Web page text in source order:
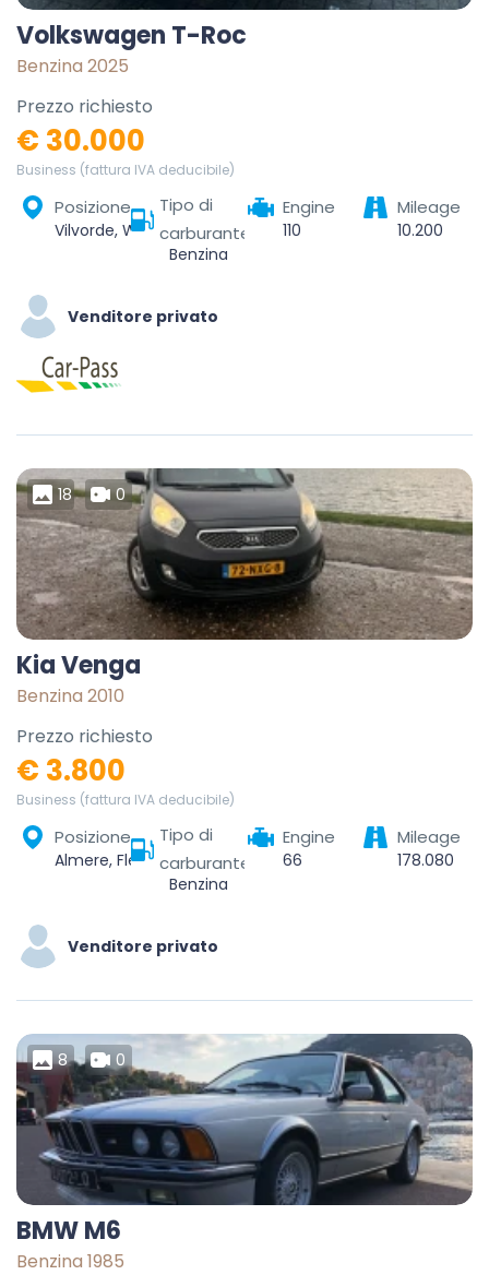
Volkswagen T-Roc
Benzina 2025
Prezzo richiesto
€ 30.000
Business (fattura IVA deducibile)
Posizione
Vilvorde, Wezembeek-Oppem, Hal-Vilvorde, Brabant flamand, Flandre, Belgique
Tipo di
carburante
Benzina
Engine
110
Mileage
10.200
Venditore privato
18 0
Kia Venga
Benzina 2010
Prezzo richiesto
€ 3.800
Business (fattura IVA deducibile)
Posizione
Almere, Flevoland, Nederland
Tipo di
carburante
Benzina
Engine
66
Mileage
178.080
Venditore privato
8 0
BMW M6
Benzina 1985